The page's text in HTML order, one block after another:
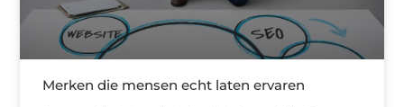
Merken die mensen echt laten ervaren